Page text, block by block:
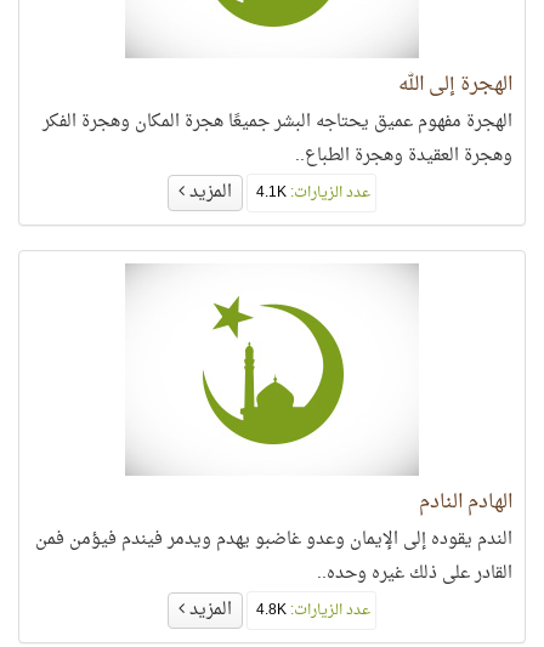
الهجرة إلى الله
الهجرة مفهوم عميق يحتاجه البشر جميعًا هجرة المكان وهجرة الفكر
وهجرة العقيدة وهجرة الطباع..
عدد الزيارات: المزيد
الهادم النادم
الندم يقوده إلى الإيمان وعدو غاضبو يهدم ويدمر فيندم فيؤمن فمن
القادر على ذلك غيره وحده..
عدد الزيارات: المزيد